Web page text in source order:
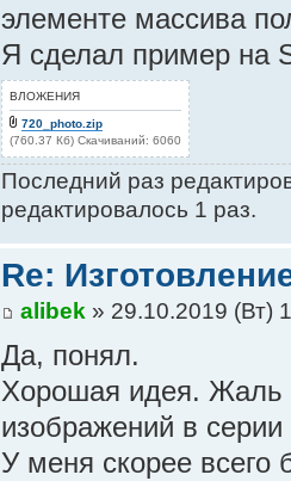
элементе массива
Я сделал пример на
ВЛОЖЕНИЯ
720_photo.zip
(760.37 Кб) Скачиваний: 6060
Последний раз
редактировалось 1 раз.
Re:
alibek » 29.10.2019 (Вт)
Да, понял.
Хорошая идея. Жаль
изображений в
У меня скорее всего